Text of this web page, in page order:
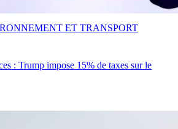
: Trump impose 15% de taxes sur le
ET TRANSPORT